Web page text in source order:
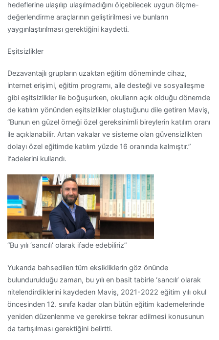
hedeflerine ulaşılıp ulaşılmadığını ölçebilecek uygun ölçme-
değerlendirme araçlarının geliştirilmesi ve bunların
yaygınlaştırılması gerektiğini kaydetti.
Eşitsizlikler
Dezavantajlı grupların uzaktan eğitim döneminde cihaz,
internet erişimi, eğitim programı, aile desteği ve sosyalleşme
gibi eşitsizlikler ile boğuşurken, okulların açık olduğu dönemde
de katılım yönünden eşitsizlikler oluştuğunu dile getiren Maviş,
“Bunun en güzel örneği özel gereksinimli bireylerin katılım oranı
ile açıklanabilir. Artan vakalar ve sisteme olan güvensizlikten
dolayı özel eğitimde katılım yüzde 16 oranında kalmıştır.”
ifadelerini kullandı.
“Bu yılı ‘sancılı’ olarak ifade edebiliriz”
Yukarıda bahsedilen tüm eksikliklerin göz önünde
bulundurulduğu zaman, bu yılı en basit tabirle ‘sancılı’ olarak
nitelendirdiklerini kaydeden Maviş, 2021-2022 eğitim yılı okul
öncesinden 12. sınıfa kadar olan bütün eğitim kademelerinde
yeniden düzenlenme ve gerekirse tekrar edilmesi konusunun
da tartışılması gerektiğini belirtti.